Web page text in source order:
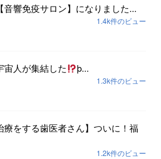
音響免疫サロン】になりました...
1.4k件のビュー
宙人が集結した þ...
1.3k件のビュー
療をする歯医者さん】ついに！福
1.2k件のビュー